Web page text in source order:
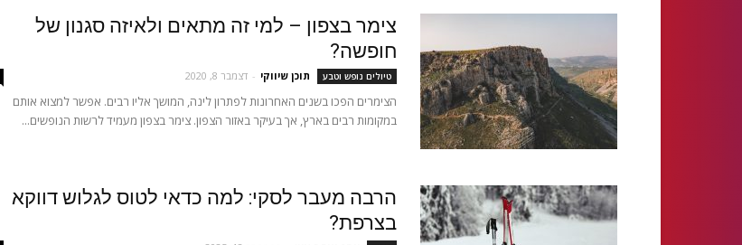
צימר בצפון – למי זה מתאים ולאיזה סגנון של
חופשה?
טיולים נופש וטבע תוכן שיווקי - דצמבר 8, 2020
הצימרים הפכו בשנים האחרונות לפתרון לינה, המושך אליו רבים. אפשר למצוא אותם
במקומות רבים בארץ, אך בעיקר באזור הצפון. צימר בצפון מעמיד לרשות הנופשים...
הרבה מעבר לסקי: למה כדאי לטוס לגלוש דווקא
בצרפת?